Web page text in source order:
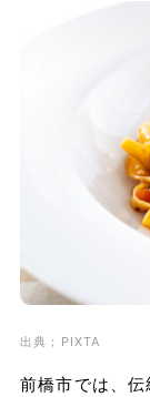
出典；PIXTA
前橋市では、